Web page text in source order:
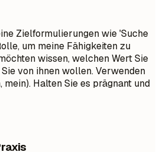
Zielformulierungen wie 'Suche
um meine Fähigkeiten zu
wissen, welchen Wert Sie
von ihnen wollen. Verwenden
Halten Sie es prägnant und